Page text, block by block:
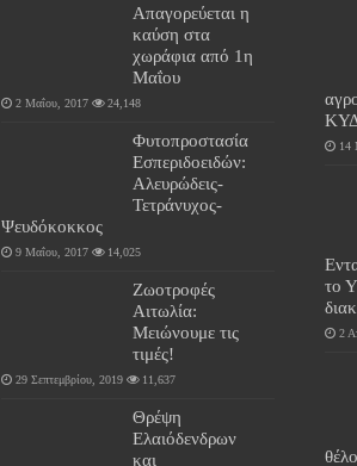
Απαγορεύεται η
καύση στα
χωράφια από 1η
Μαΐου
2 Μαΐου, 2017 24,148
Φυτοπροστασία
Εσπεριδοειδών:
Αλευρώδεις-
Τετράνυχος-
Ψευδόκοκκος
9 Μαΐου, 2017 14,025
Ζωοτροφές
Αιτωλία:
Μειώνουμε τις
τιμές!
29 Σεπτεμβρίου, 2019 11,637
Θρέψη
Ελαιόδενδρων
και
14
το
2